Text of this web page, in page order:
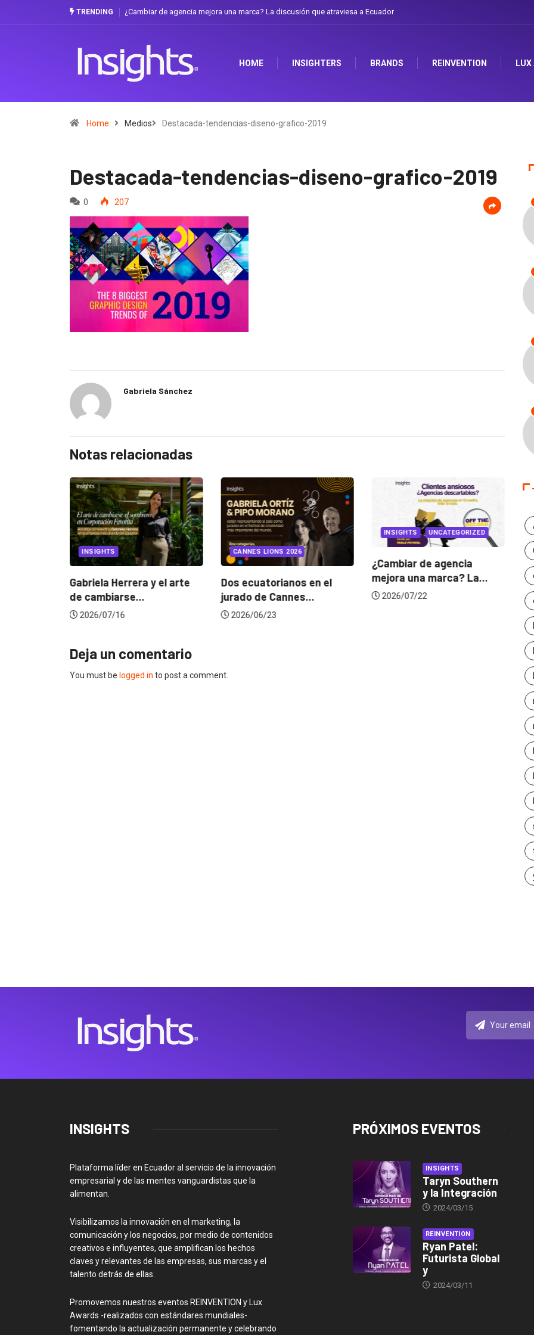
TRENDING ¿Cambiar de agencia mejora una marca? La discusión que atraviesa a Ecuador
HOME INSIGHTERS BRANDS REINVENTION LUX
Home Medios Destacada-tendencias-diseno-grafico-2019
Destacada-tendencias-diseno-grafico-2019
0 207
Gabriela Sánchez
Notas relacionadas
INSIGHTS
Gabriela Herrera y el arte
de cambiarse...
2026/07/16
CANNES LIONS 2026
Dos ecuatorianos en el
jurado de Cannes...
2026/06/23
INSIGHTS UNCATEGORIZED
¿Cambiar de agencia
mejora una marca? La...
2026/07/22
Deja un comentario
You must be logged in to post a comment.
INSIGHTS
Plataforma líder en Ecuador al servicio de la innovación
empresarial y de las mentes vanguardistas que la
alimentan.
Visibilizamos la innovación en el marketing, la
comunicación y los negocios, por medio de contenidos
creativos e influyentes, que amplifican los hechos
claves y relevantes de las empresas, sus marcas y el
talento detrás de ellas.
Promovemos nuestros eventos REINVENTION y Lux
Awards -realizados con estándares mundiales-
fomentando la actualización permanente y celebrando
PRÓXIMOS EVENTOS
INSIGHTS
Taryn Southern
y la Integración
2024/03/15
REINVENTION
Ryan Patel:
Futurista Global
y
2024/03/11